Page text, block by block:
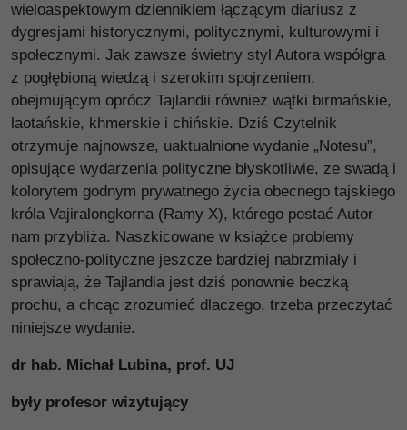
wieloaspektowym dziennikiem łączącym diariusz z
dygresjami historycznymi, politycznymi, kulturowymi i
społecznymi. Jak zawsze świetny styl Autora współgra
z pogłębioną wiedzą i szerokim spojrzeniem,
obejmującym oprócz Tajlandii również wątki birmańskie,
laotańskie, khmerskie i chińskie. Dziś Czytelnik
otrzymuje najnowsze, uaktualnione wydanie „Notesu”,
opisujące wydarzenia polityczne błyskotliwie, ze swadą i
kolorytem godnym prywatnego życia obecnego tajskiego
króla Vajiralongkorna (Ramy X), którego postać Autor
nam przybliża. Naszkicowane w książce problemy
społeczno-polityczne jeszcze bardziej nabrzmiały i
sprawiają, że Tajlandia jest dziś ponownie beczką
prochu, a chcąc zrozumieć dlaczego, trzeba przeczytać
niniejsze wydanie.
dr hab. Michał Lubina, prof. UJ
były profesor wizytujący